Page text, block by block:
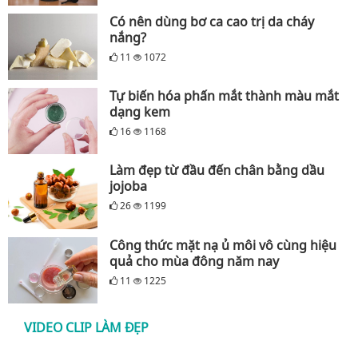
Có nên dùng bơ ca cao trị da cháy
nắng?
11 1072
Tự biến hóa phấn mắt thành màu mắt
dạng kem
16 1168
Làm đẹp từ đầu đến chân bằng dầu
jojoba
26 1199
Công thức mặt nạ ủ môi vô cùng hiệu
quả cho mùa đông năm nay
11 1225
VIDEO CLIP LÀM ĐẸP